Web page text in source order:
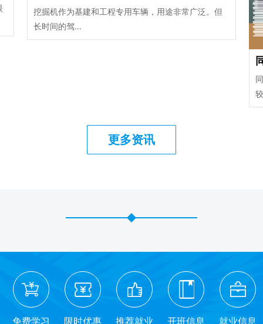
挖掘机作为基建和工程专用车辆，用途非常广泛。但
长时间的驾...
更多资讯
免费学习 限时优惠 推荐就业 开班信息 就业信息